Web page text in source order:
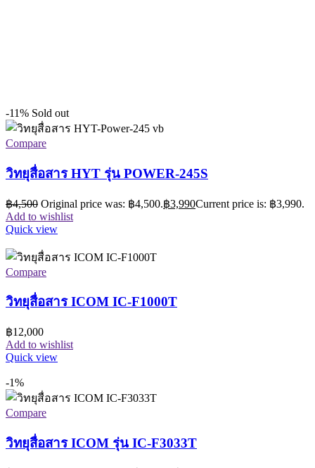
-11% Sold out
Compare
วิทยุสื่อสาร HYT รุ่น POWER-245S
฿4,500 Original price was: ฿4,500.฿3,990Current price is: ฿3,990.
Add to wishlist
Quick view
Compare
วิทยุสื่อสาร ICOM IC-F1000T
฿12,000
Add to wishlist
Quick view
-1%
Compare
วิทยุสื่อสาร ICOM รุ่น IC-F3033T